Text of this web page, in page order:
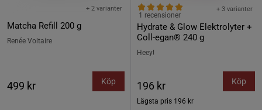
Matcha Refill 200 g
+ 2 varianter
Renée Voltaire
499 kr Köp
Hydrate & Glow Elektrolyter +
Coll-egan® 240 g
+ 3 varianter
1 recensioner
Heey!
196 kr
Lägsta pris 196 kr
Köp